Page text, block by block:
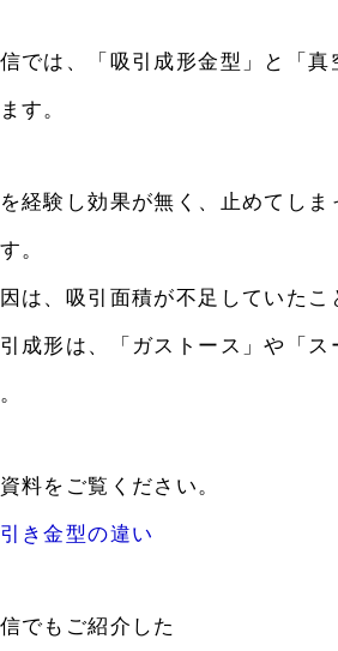
では、「吸引成形金型」と「真
す。
経験し効果が無く、止めてしま
。
は、吸引面積が不足していたこ
成形は、「ガストース」や「
料をご覧ください。
き金型の違い
でもご紹介した